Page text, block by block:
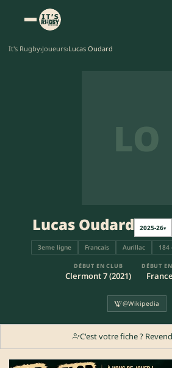
It's Rugby›Joueurs›Lucas Oudard
LO
Lucas Oudard 2025-26▾
3eme ligne Francais Aurillac 184
DÉBUT EN CLUB
Clermont 7 (2021)
DÉBUT
@Wikipedia
C'est votre fiche ?